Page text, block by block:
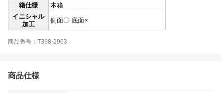
箱仕様
木箱
イニシャル
加工
側面〇 底面×
商品番号：T398-2963
商品仕様